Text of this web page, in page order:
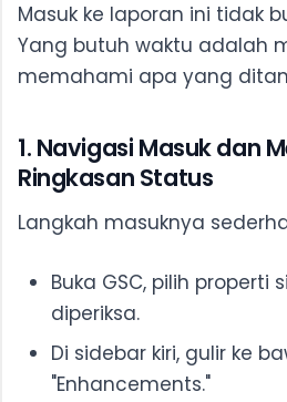
Masuk ke laporan ini tidak
Yang butuh waktu adalah
memahami apa yang
1. Navigasi Masuk dan
Ringkasan Status
Langkah masuknya
Buka GSC, pilih properti
diperiksa.
Di sidebar kiri, gulir ke
"Enhancements."